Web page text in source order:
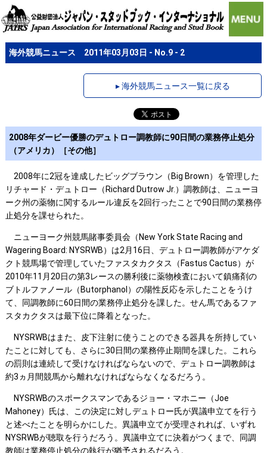
海外競馬ニュース 2011年03月03日 - No.9 - 2
▸ 海外競馬ニュース一覧に戻る
2008年ダービー優勝のデュトロー調教師に90日間の業務停止処分
（アメリカ）［その他］
2008年に2冠を達成したビッグブラウン（Big Brown）を管理した
リチャード・デュトロー（Richard Dutrow Jr.）調教師は、ニューヨ
ーク州の薬物に関するルール違反を2回行ったことで90日間の業務停
止処分を課せられた。
ニューヨーク州競馬賭事委員会（New York State Racing and
Wagering Board: NYSRWB）は2月16日、デュトロー調教師がアケダ
クト競馬場で管理していたファスタカクタス（Fastus Cactus）が
2010年11月20日の第3レースの勝利後に薬物検査において鎮痛剤の
ブトルファノール（Butorphanol）の陽性反応を示したことをうけ
て、同調教師に60日間の業務停止処分を課した。せん馬であるファ
スタカクタスは最下位に降着となった。
NYSRWBはまた、皮下注射に使うことのできる器具を所持してい
たことに対しても、さらに30日間の業務停止期間を課した。これら
の罰則は連続して受けなければならないので、デュトロー調教師は
約3ヵ月間競馬から離れなければならなくなるだろう。
NYSRWBのスポークスマンであるジョー・マホニー（Joe
Mahoney）氏は、この決定に対しデュトロー氏が異議申立てを行う
と述べたことを明らかにした。異議申立てが受理されれば、いずれ
NYSRWBが聴取を行うだろう。異議申立てに決着がつくまで、同調
教師は業務停止処分の執行が猶予されるだろう。